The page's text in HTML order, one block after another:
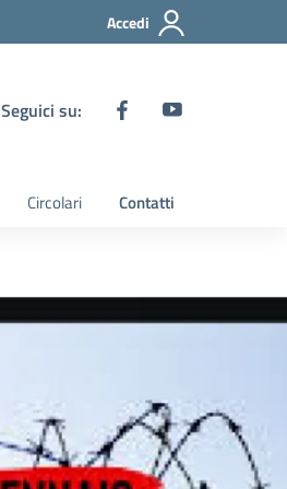
Accedi
Seguici su:
Circolari Contatti